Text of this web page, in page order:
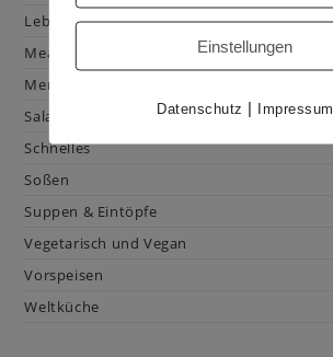
Lebensmittelkunde
Mealprep
Menüplanung
Salat
Schnelles
Soßen
Suppen & Eintöpfe
Vegetarisch und Vegan
Vorspeisen
Weltküche
Einstellungen
Datenschutz | Impressum